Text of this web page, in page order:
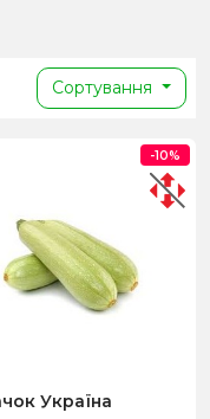
Сортування
Україна
-10%